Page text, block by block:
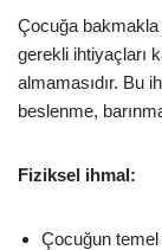
Çocuğa
gerekli ihtiyaçları
almamasıdır. Bu
beslenme,
Fiziksel ihmal:
Çocuğun temel